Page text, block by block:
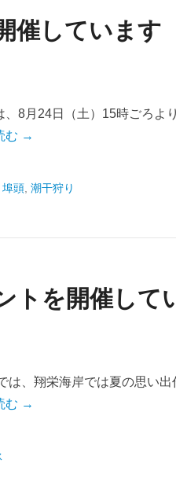
催しています
8月24日（土）15時ごろよ
む →
埠頭 潮干狩り
トを開催して
は、翔栄海岸では夏の思い
む →